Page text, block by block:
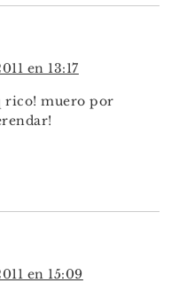
en 13:17
rico! muero por
en 15:09